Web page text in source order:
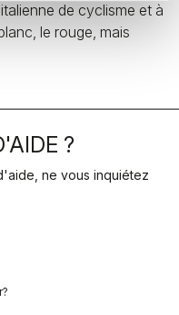
de cyclisme et à
le rouge, mais
?
ne vous inquiétez